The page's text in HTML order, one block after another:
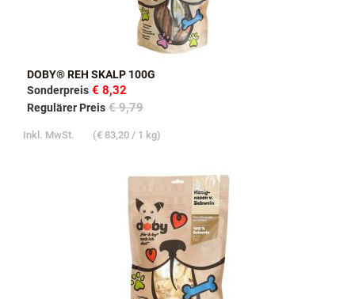
DOBY® REH SKALP 100G
Sonderpreis € 8,32
Regulärer Preis € 9,79
Inkl. MwSt. (€ 83,20 / 1 kg)